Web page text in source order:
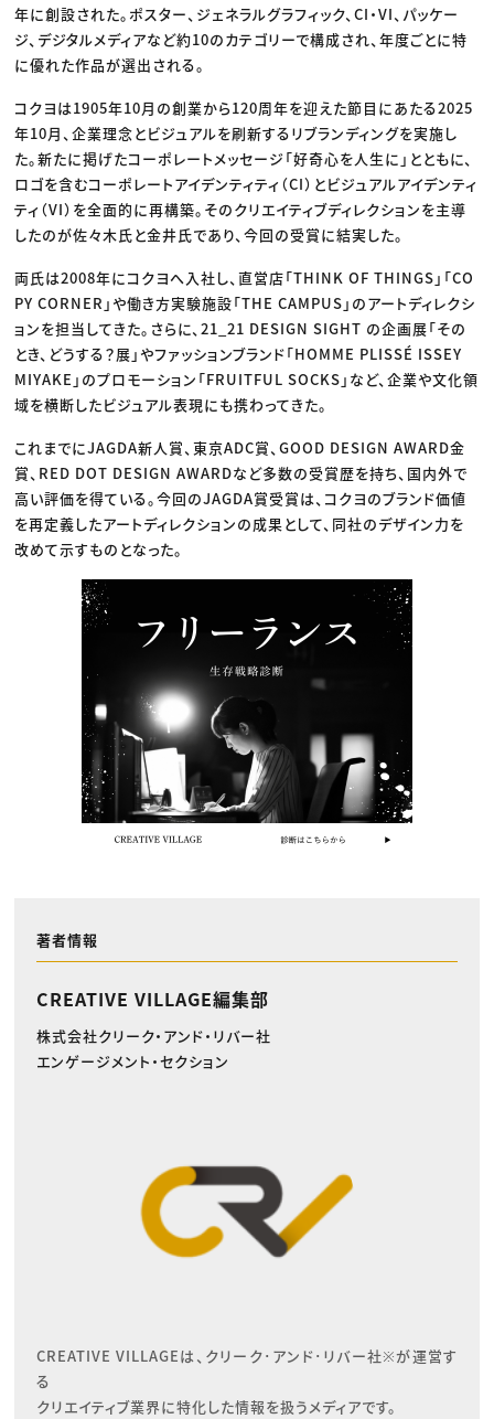
年に創設された。ポスター、ジェネラルグラフィック、CI・VI、パッケー
ジ、デジタルメディアなど約10のカテゴリーで構成され、年度ごとに特
に優れた作品が選出される。
コクヨは1905年10月の創業から120周年を迎えた節目にあたる2025
年10月、企業理念とビジュアルを刷新するリブランディングを実施し
た。新たに掲げたコーポレートメッセージ「好奇心を人生に」とともに、
ロゴを含むコーポレートアイデンティティ（CI）とビジュアルアイデンティ
ティ（VI）を全面的に再構築。そのクリエイティブディレクションを主導
したのが佐々木氏と金井氏であり、今回の受賞に結実した。
両氏は2008年にコクヨへ入社し、直営店「THINK OF THINGS」「CO
PY CORNER」や働き方実験施設「THE CAMPUS」のアートディレクシ
ョンを担当してきた。さらに、21_21 DESIGN SIGHT の企画展「その
とき、どうする？展」やファッションブランド「HOMME PLISSÉ ISSEY
MIYAKE」のプロモーション「FRUITFUL SOCKS」など、企業や文化領
域を横断したビジュアル表現にも携わってきた。
これまでにJAGDA新人賞、東京ADC賞、GOOD DESIGN AWARD金
賞、RED DOT DESIGN AWARDなど多数の受賞歴を持ち、国内外で
高い評価を得ている。今回のJAGDA賞受賞は、コクヨのブランド価値
を再定義したアートディレクションの成果として、同社のデザイン力を
改めて示すものとなった。
著者情報
CREATIVE VILLAGE編集部
株式会社クリーク・アンド・リバー社
エンゲージメント・セクション
CREATIVE VILLAGEは、クリーク･アンド･リバー社※が運営す
る
クリエイティブ業界に特化した情報を扱うメディアです。